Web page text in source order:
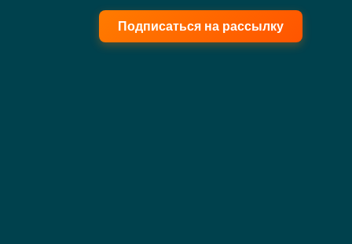
Подписаться на рассылку